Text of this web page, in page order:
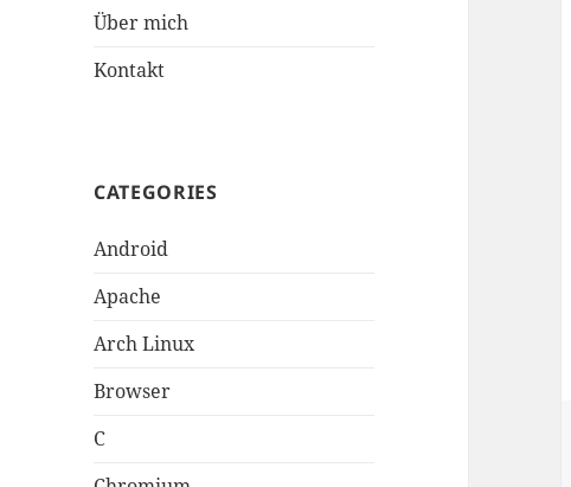
Über mich
Kontakt
CATEGORIES
Android
Apache
Arch Linux
Browser
C